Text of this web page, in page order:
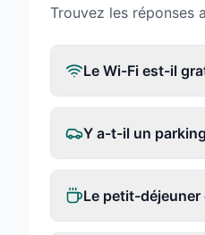
Trouvez les réponses
Le Wi-Fi est-il
Y a-t-il un
Le petit-